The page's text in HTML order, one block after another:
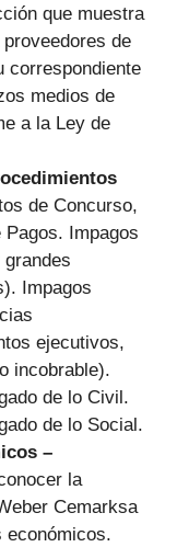
que muestra
de
correspondiente
medios de
a la Ley de
de Concurso,
Impagos
Impagos
ejecutivos,
incobrable).
de lo Civil.
de lo Social.
–
la
Cemarksa
económicos.